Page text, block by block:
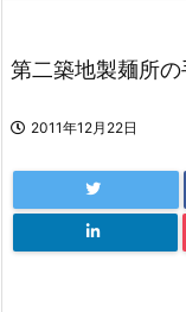
第二築地製麺所の
2011年12月22日